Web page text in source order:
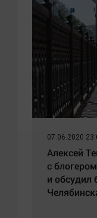
07.06.2020
Алексей
с
и обсудил